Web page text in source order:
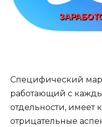
Специфический
работающий с
отдельности, имеет
отрицательные